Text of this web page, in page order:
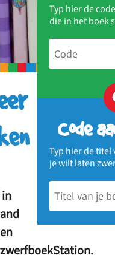
Typ hier de
die in het boek
Code
Typ hier de titel
je wilt laten